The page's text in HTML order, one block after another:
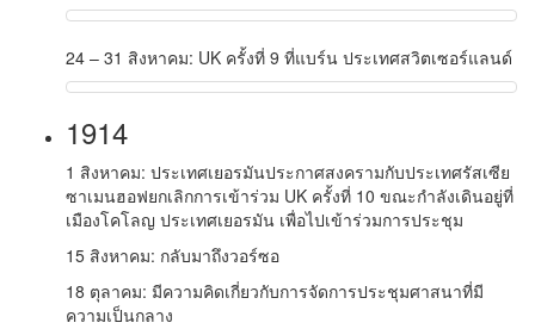
24 – 31 สิงหาคม: UK ครั้งที่ 9 ที่แบร์น ประเทศสวิตเซอร์แลนด์
1914
1 สิงหาคม: ประเทศเยอรมันประกาศสงครามกับประเทศรัสเซีย
ซาเมนฮอฟยกเลิกการเข้าร่วม UK ครั้งที่ 10 ขณะกำลังเดินอยู่ที่
เมืองโคโลญ ประเทศเยอรมัน เพื่อไปเข้าร่วมการประชุม
15 สิงหาคม: กลับมาถึงวอร์ซอ
18 ตุลาคม: มีความคิดเกี่ยวกับการจัดการประชุมศาสนาที่มี
ความเป็นกลาง